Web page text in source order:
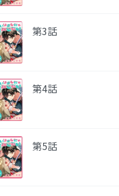
第3話
第4話
第5話